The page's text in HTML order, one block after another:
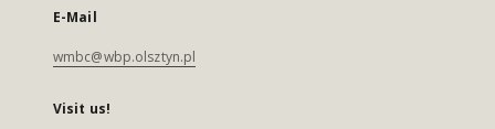
E-Mail
wmbc@wbp.olsztyn.pl
Visit us!